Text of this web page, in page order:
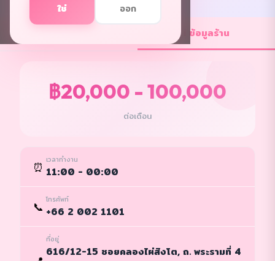
ใช่ ออก
ℹ️ ข้อมูลร้าน
฿20,000 - 100,000
ต่อเดือน
⏰ เวลาทำงาน
11:00 - 00:00
📞 โทรศัพท์
+66 2 002 1101
ที่อยู่
616/12-15 ซอยคลองไผ่สิงโต, ถ. พระรามที่ 4